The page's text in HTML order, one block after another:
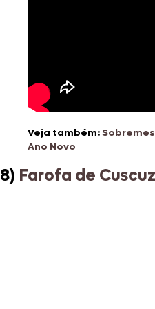
Veja também:
Ano Novo
8) Farofa de